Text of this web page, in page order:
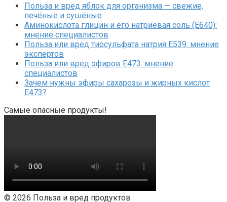
Польза и вред яблок для организма — свежие,
печёные и сушёные
Аминокислота глицин и его натриевая соль (Е640):
мнение специалистов
Польза или вред тиосульфата натрия Е539: мнение
экспертов
Польза или вред эфиров Е473: мнение
специалистов
Зачем нужны эфиры сахарозы и жирных кислот
Е473?
Самые опасные продукты!
© 2026 Польза и вред продуктов